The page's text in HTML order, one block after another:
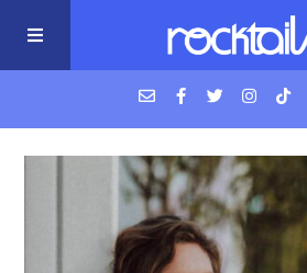
USM Podcast
Cigarrillos en la cama